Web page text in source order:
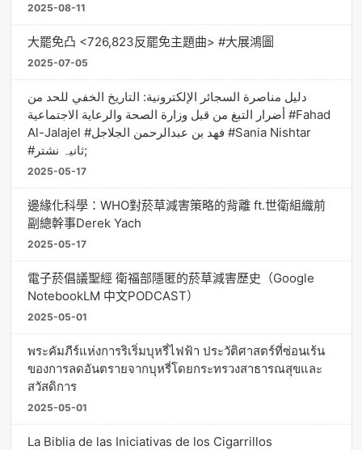
2025-08-11
大罷免凸 <726,823反罷免主題曲> #大展鴻圖
2025-07-05
دليل مناصرة السجائر الإلكترونية: التاريخ الخفي للحد من
أضرار التبغ من قبل وزارة الصحة والرعاية الاجتماعية #Fahad
Al-Jalajel #فهد بن عبدالرحمن الجلاجل #Sania Nishtar
#ثانیہ نشتر;
2025-05-17
邊緣化科學：WHO對菸草減害策略的背離 ft.世衛組織前
副總幹事Derek Yach
2025-05-17
電子菸倡議聖經 衛福部隱匿的菸草減害歷史（Google
NotebookLM 中文PODCAST）
2025-05-01
พระคัมภีร์แห่งการริเริ่มบุหรี่ไฟฟ้า ประวัติศาสตร์ที่ซ่อนเร้น
ของการลดอันตรายจากบุหรี่โดยกระทรวงสาธารณสุขและ
สวัสดิการ
2025-05-01
La Biblia de las Iniciativas de los Cigarrillos